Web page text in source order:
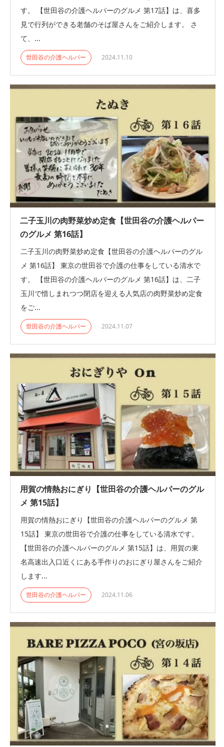
す。 【世田谷の介護ヘルパーのグルメ 第17話】は、喜多
見で行列ができる老舗のそば屋さんをご紹介します。 さ
て、...
世田谷の介護ヘルパー 2024.11.10
二子玉川の肉野菜炒め定食【世田谷の介護ヘルパー
のグルメ 第16話】
二子玉川の肉野菜炒め定食【世田谷の介護ヘルパーのグル
メ 第16話】 東京の世田谷で介護の仕事をしている清水で
す。 【世田谷の介護ヘルパーのグルメ 第16話】は、二子
玉川で惜しまれつつ閉店を迎える人気店の肉野菜炒め定食
をご...
世田谷の介護ヘルパー 2024.11.07
用賀の情熱おにぎり【世田谷の介護ヘルパーのグル
メ 第15話】
用賀の情熱おにぎり【世田谷の介護ヘルパーのグルメ 第
15話】 東京の世田谷で介護の仕事をしている清水です。
【世田谷の介護ヘルパーのグルメ 第15話】は、用賀の東
名高速出入口近くにある手作りのおにぎり屋さんをご紹介
します...
世田谷の介護ヘルパー 2024.11.06